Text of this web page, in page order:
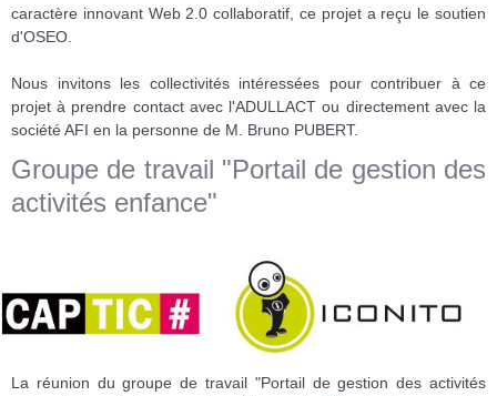
caractère innovant Web 2.0 collaboratif, ce projet a reçu le soutien
d'OSEO.
Nous invitons les collectivités intéressées pour contribuer à ce
projet à prendre contact avec l'ADULLACT ou directement avec la
société AFI en la personne de M. Bruno PUBERT.
Groupe de travail "Portail de gestion des
activités enfance"
La réunion du groupe de travail "Portail de gestion des activités